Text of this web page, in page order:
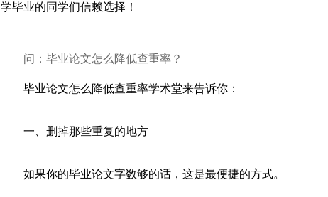
学毕业的同学们信赖选择！
问：毕业论文怎么降低查重率？
毕业论文怎么降低查重率学术堂来告诉你：
一、删掉那些重复的地方
如果你的毕业论文字数够的话，这是最便捷的方式。